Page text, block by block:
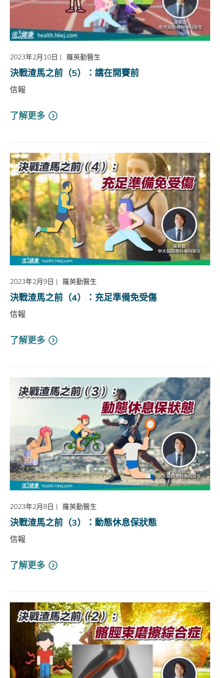
2023年2月10日 | 羅英勤醫生
決戰渣馬之前（5）：講在開賽前
信報
了解更多
2023年2月9日 | 羅英勤醫生
決戰渣馬之前（4）：充足準備免受傷
信報
了解更多
2023年2月8日 | 羅英勤醫生
決戰渣馬之前（3）：動態休息保狀態
信報
了解更多